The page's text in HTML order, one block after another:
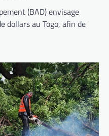
(BAD) envisage
dollars au Togo, afin de